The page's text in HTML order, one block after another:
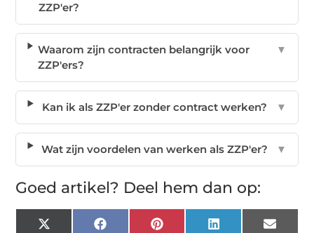
ZZP'er?
Waarom zijn contracten belangrijk voor
ZZP'ers?
▼
Kan ik als ZZP'er zonder contract werken? ▼
Wat zijn voordelen van werken als ZZP'er? ▼
Goed artikel? Deel hem dan op:
X FacebookPinterest LinkedIn Email